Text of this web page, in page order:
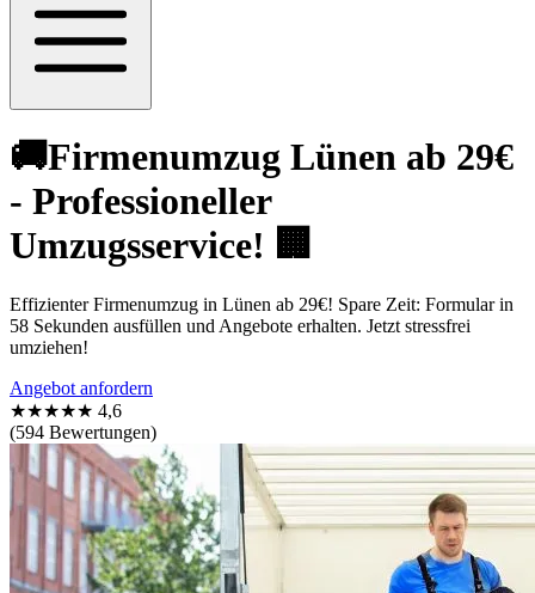
🚚Firmenumzug Lünen ab 29€
- Professioneller
Umzugsservice! 🏢
Effizienter Firmenumzug in Lünen ab 29€! Spare Zeit: Formular in
58 Sekunden ausfüllen und Angebote erhalten. Jetzt stressfrei
umziehen!
Angebot anfordern
★★★★★ 4,6
(594 Bewertungen)